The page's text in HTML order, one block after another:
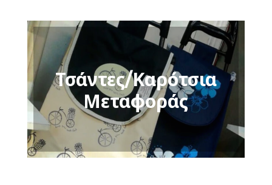
Τσάντες/Καρότσια
Μεταφοράς